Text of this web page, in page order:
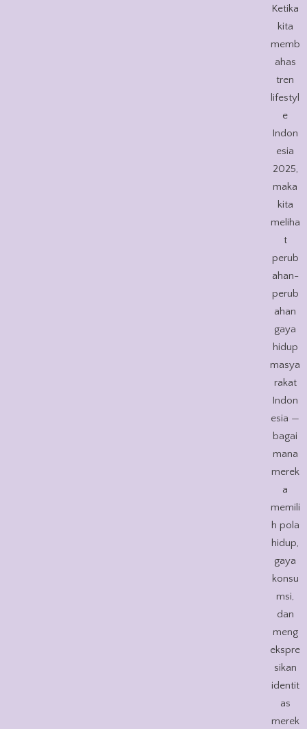
Ketika
kita
memb
ahas
tren
lifestyl
e
Indon
esia
2025,
maka
kita
meliha
t
perub
ahan-
perub
ahan
gaya
hidup
masya
rakat
Indon
esia —
bagai
mana
merek
a
memili
h pola
hidup,
gaya
konsu
msi,
dan
meng
ekspre
sikan
identit
as
merek